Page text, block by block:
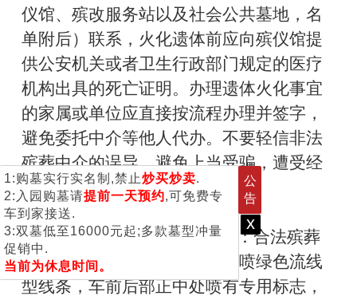
1:购墓实行实名制,禁止炒买炒卖.
2:入园购墓请提前一天预约,可免费专
车到家接送.
3:双墓低至16000元起;多款墓型冲量
促销中.
当前为休息时间。
公
告
x
仪馆、殡改服务站以及社会公共墓地，名
单附后）联系，火化遗体前应向殡仪馆提
供公安机关或者卫生行政部门规定的医疗
机构出具的死亡证明。办理遗体火化事宜
的家属或单位应直接按流程办理并签字，
避免委托中介等他人代办。不要轻信非法
殡葬中介的误导，避免上当受骗，遭受经
济损失。
2.注意识别合法和非法殡葬车：合法殡葬
车全车身为白色，车身两侧加喷绿色流线
型线条，车前后部正中处喷有专用标志，